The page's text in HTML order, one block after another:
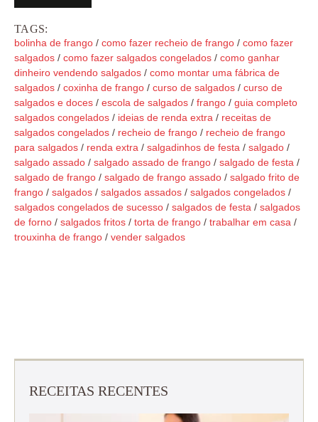
TAGS:
bolinha de frango / como fazer recheio de frango / como fazer
salgados / como fazer salgados congelados / como ganhar
dinheiro vendendo salgados / como montar uma fábrica de
salgados / coxinha de frango / curso de salgados / curso de
salgados e doces / escola de salgados / frango / guia completo
salgados congelados / ideias de renda extra / receitas de
salgados congelados / recheio de frango / recheio de frango
para salgados / renda extra / salgadinhos de festa / salgado /
salgado assado / salgado assado de frango / salgado de festa /
salgado de frango / salgado de frango assado / salgado frito de
frango / salgados / salgados assados / salgados congelados /
salgados congelados de sucesso / salgados de festa / salgados
de forno / salgados fritos / torta de frango / trabalhar em casa /
trouxinha de frango / vender salgados
RECEITAS RECENTES